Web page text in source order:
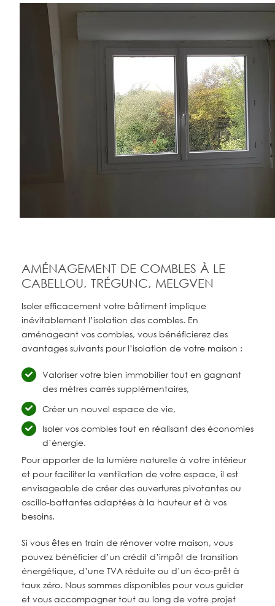
AMÉNAGEMENT DE COMBLES À LE
CABELLOU, TRÉGUNC, MELGVEN
Isoler efficacement votre bâtiment implique
inévitablement l’isolation des combles. En
aménageant vos combles, vous bénéficierez des
avantages suivants pour l’isolation de votre maison :
Valoriser votre bien immobilier tout en gagnant
des mètres carrés supplémentaires,
Créer un nouvel espace de vie,
Isoler vos combles tout en réalisant des économies
d’énergie.
Pour apporter de la lumière naturelle à votre intérieur
et pour faciliter la ventilation de votre espace, il est
envisageable de créer des ouvertures pivotantes ou
oscillo-battantes adaptées à la hauteur et à vos
besoins.
Si vous êtes en train de rénover votre maison, vous
pouvez bénéficier d’un crédit d’impôt de transition
énergétique, d’une TVA réduite ou d’un éco-prêt à
taux zéro. Nous sommes disponibles pour vous guider
et vous accompagner tout au long de votre projet